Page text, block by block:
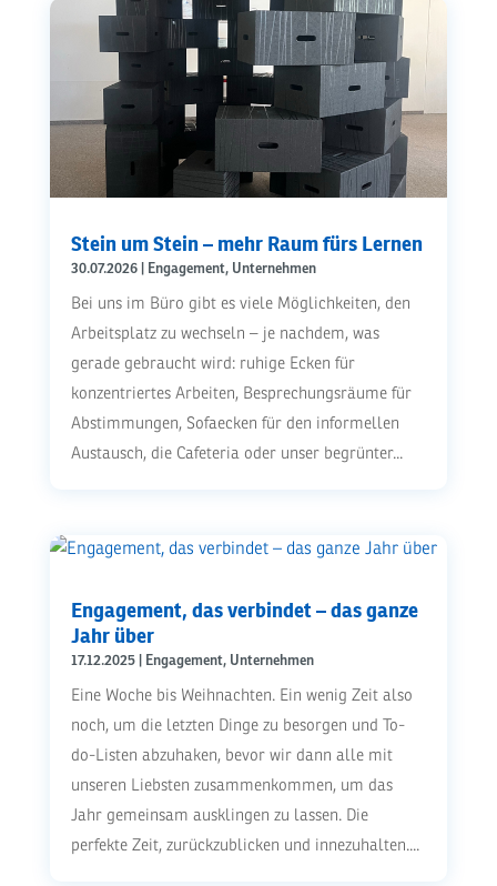
Stein um Stein – mehr Raum fürs Lernen
30.07.2026| Engagement, Unternehmen
Bei uns im Büro gibt es viele Möglichkeiten, den
Arbeitsplatz zu wechseln – je nachdem, was
gerade gebraucht wird: ruhige Ecken für
konzentriertes Arbeiten, Besprechungsräume für
Abstimmungen, Sofaecken für den informellen
Austausch, die Cafeteria oder unser begrünter...
Engagement, das verbindet – das ganze
Jahr über
17.12.2025| Engagement, Unternehmen
Eine Woche bis Weihnachten. Ein wenig Zeit also
noch, um die letzten Dinge zu besorgen und To-
do-Listen abzuhaken, bevor wir dann alle mit
unseren Liebsten zusammenkommen, um das
Jahr gemeinsam ausklingen zu lassen. Die
perfekte Zeit, zurückzublicken und innezuhalten....